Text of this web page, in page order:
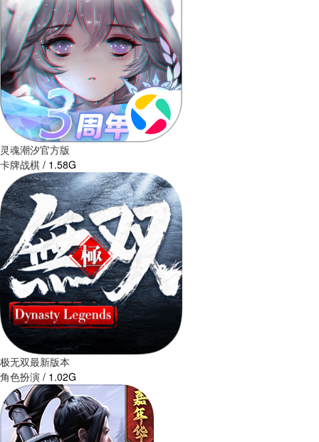
灵魂潮汐官方版
卡牌战棋 / 1.58G
极无双最新版本
角色扮演 / 1.02G